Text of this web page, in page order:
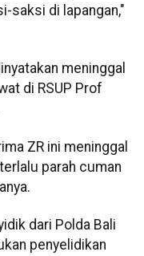
saksi di lapangan,"
meninggal
di RSUP Prof
ZR ini meninggal
parah cuman
dari Polda Bali
penyelidikan